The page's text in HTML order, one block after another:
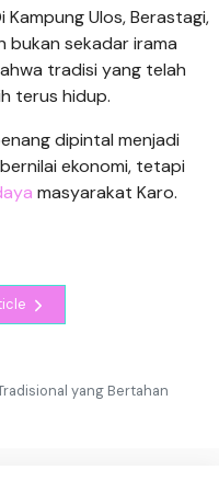
Kampung Ulos, Berastagi,
bukan sekadar irama
tradisi yang telah
terus hidup.
dipintal menjadi
ekonomi, tetapi
masyarakat Karo.
yang Bertahan